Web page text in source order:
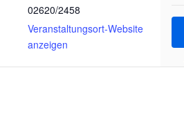
02620/2458
Veranstaltungsort-Website
anzeigen